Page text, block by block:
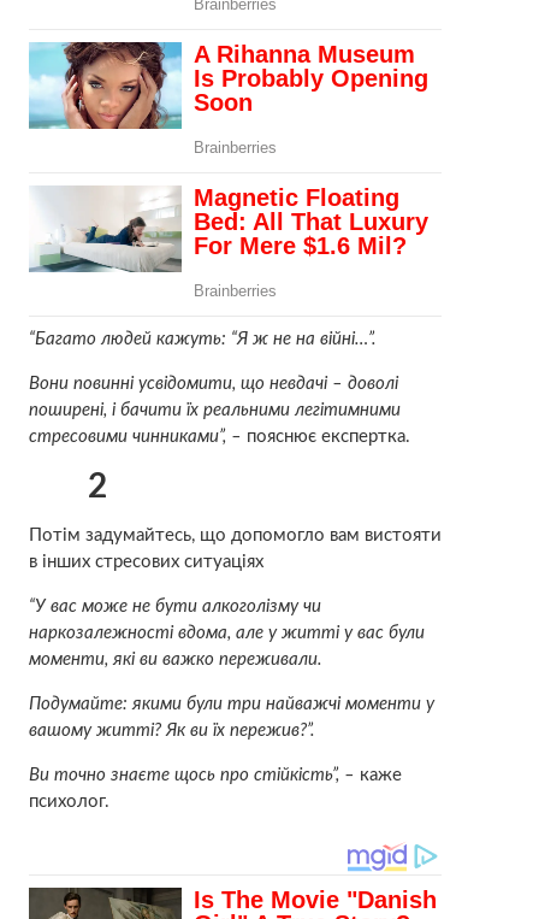
“Багато людей кажуть: “Я ж не на війні…”.
Вони повинні усвідомити, що невдачі – доволі
поширені, і бачити їх реальними легітимними
стресовими чинниками”, – пояснює експертка.
2
Потім задумайтесь, що допомогло вам вистояти
в інших стресових ситуаціях
“У вас може не бути алкоголізму чи
наркозалежності вдома, але у житті у вас були
моменти, які ви важко переживали.
Подумайте: якими були три найважчі моменти у
вашому житті? Як ви їх пережив?”.
Ви точно знаєте щось про стійкість”, – каже
психолог.